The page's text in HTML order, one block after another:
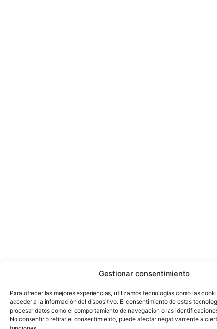
Gestionar consentimiento
Para ofrecer las mejores experiencias, utilizamos tecnologías como las
acceder a la información del dispositivo. El consentimiento de estas
procesar datos como el comportamiento de navegación o las
No consentir o retirar el consentimiento, puede afectar negativamente a